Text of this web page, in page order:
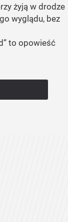
żyją w drodze
wyglądu, bez
to opowieść